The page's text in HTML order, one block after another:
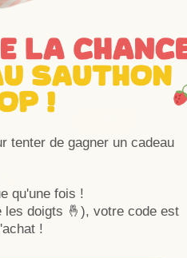
aux favoris
des favoris
tenter de gagner un cadeau
qu'une fois !
les doigts 🤞), votre code est
!